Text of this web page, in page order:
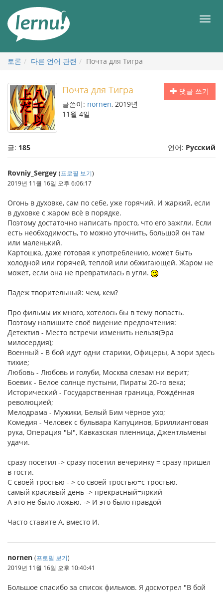
메
토론 다른 언어 관련 Почта для Тигра
댓글 쓰기
Почта для Тигра
글쓴이: nornen, 2019년
11월 4일
글: 185 언어: Русский
Rovniy_Sergey (프로필 보기)
2019년 11월 16일 오후 6:06:17
Огонь в духовке, сам по себе, уже горячий. И жаркий, если
в духовке с жаром всё в порядке.
Поэтому достаточно написать просто, что его зажгли. Если
есть необходимость, то можно уточнить, большой он там
или маленький.
Картошка, даже готовая к употреблению, может быть
холодной или горячей, теплой или обжигающей. Жаром не
может, если она не превратилась в угли.
Падеж творительный: чем, кем?
Про фильмы их много, хотелось бы в тему попасть.
Поэтому напишите своё видение предпочтения:
Детектив - Место встречи изменить нельзя(Эра
милосердия);
Военный - В бой идут одни старики, Офицеры, А зори здесь
тихие;
Любовь - Любовь и голуби, Москва слезам ни верит;
Боевик - Белое солнце пустыни, Пираты 20-го века;
Исторический - Государственная граница, Рождённая
революцией;
Мелодрама - Мужики, Белый Бим чёрное ухо;
Комедия - Человек с бульвара Капуцинов, Бриллиантовая
рука, Операция "Ы", Кавказская пленница, Джентльмены
удачи.
сразу посетил -> сразу посетил вечеринку = сразу пришел
в гости.
С своей тростью - > со своей тростью=с тростью.
самый красивый день -> прекрасный=яркий
А это не было ложью. -> И это было правдой
Часто ставите А, вместо И.
nornen (프로필 보기)
2019년 11월 16일 오후 10:40:41
Большое спасибо за список фильмов. Я досмотрел "В бой